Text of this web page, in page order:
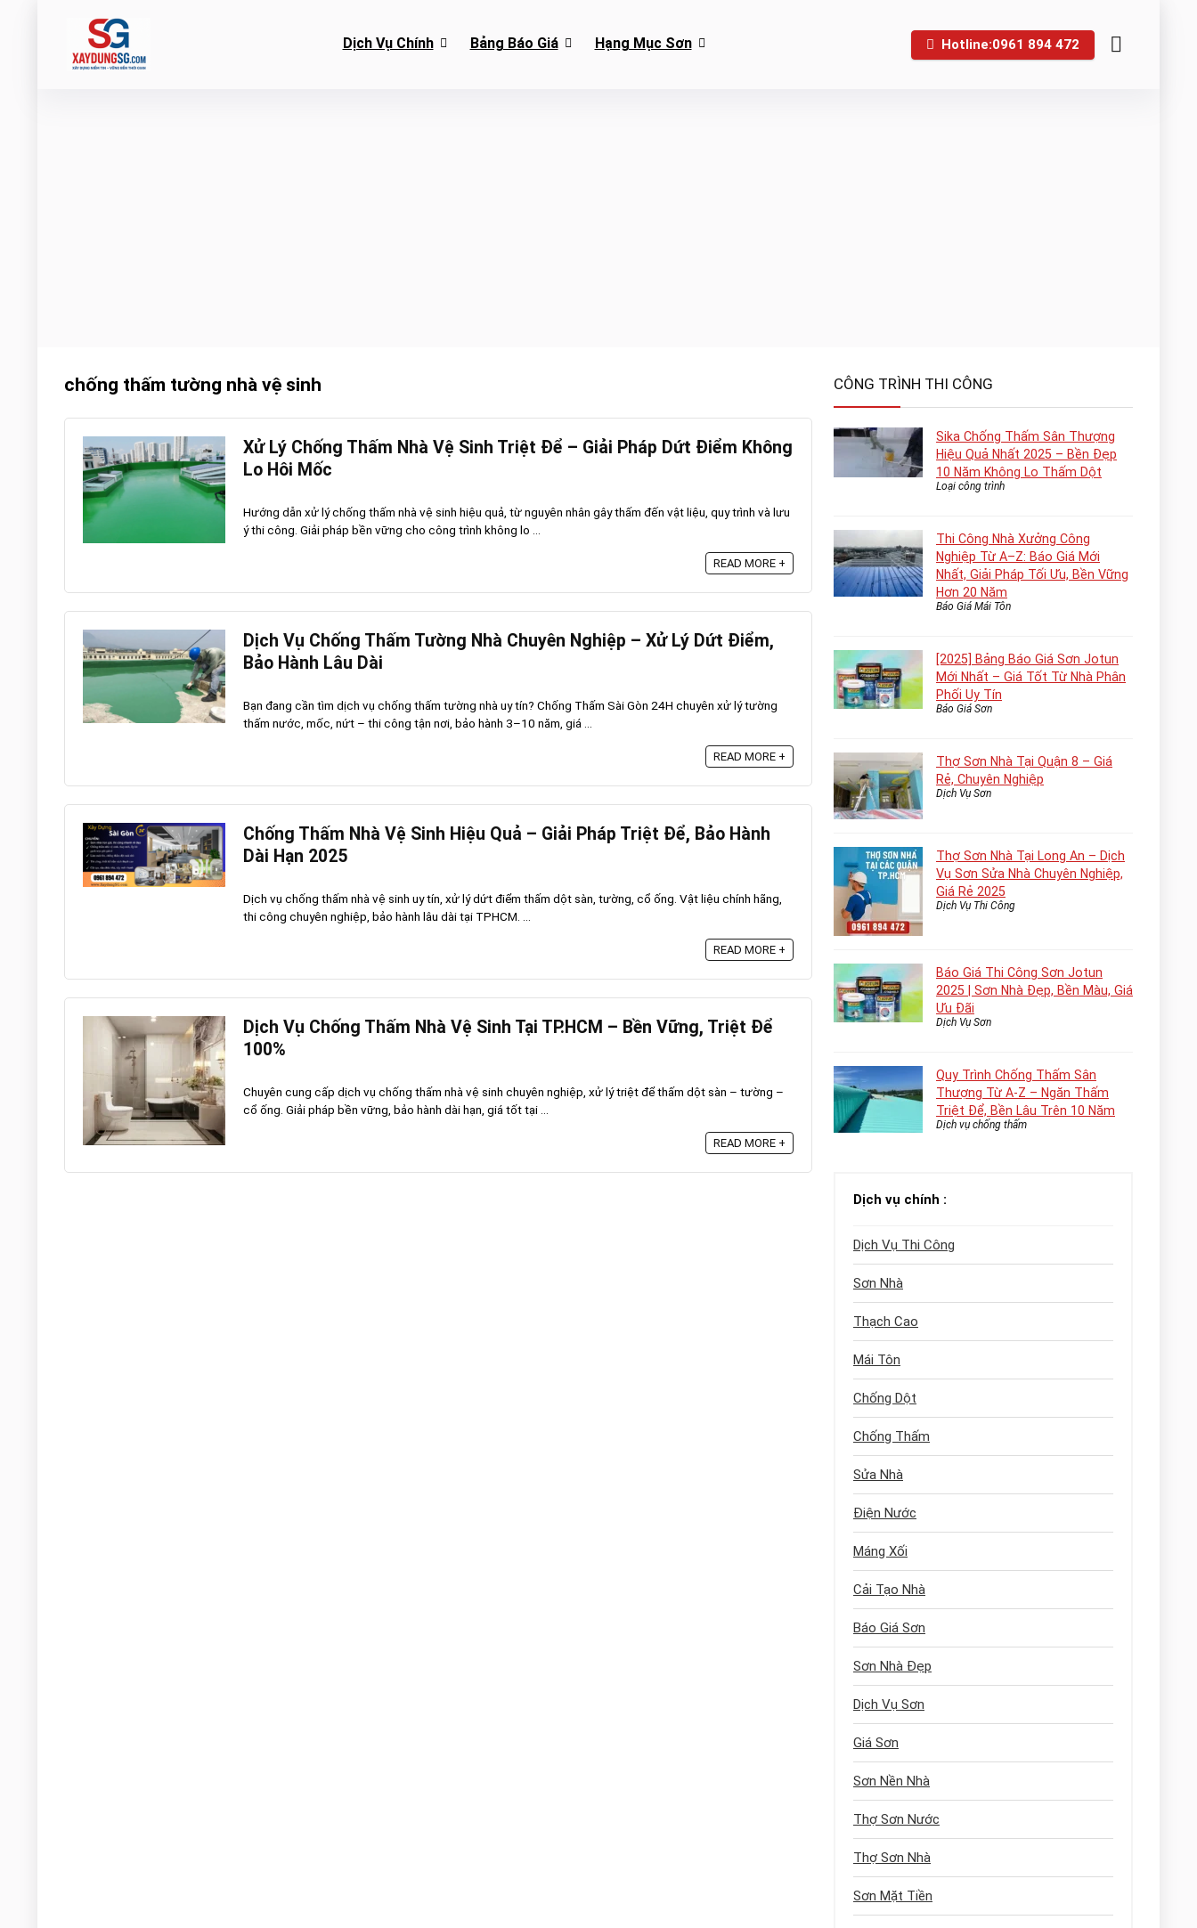
Dịch Vụ Chính Bảng Báo Giá Hạng Mục Sơn Hotline:0961 894 472
chống thấm tường nhà vệ sinh
Xử Lý Chống Thấm Nhà Vệ Sinh Triệt Để – Giải Pháp Dứt Điểm Không
Lo Hôi Mốc
Hướng dẫn xử lý chống thấm nhà vệ sinh hiệu quả, từ nguyên nhân gây thấm đến vật liệu, quy trình và lưu
ý thi công. Giải pháp bền vững cho công trình không lo ...
READ MORE +
Dịch Vụ Chống Thấm Tường Nhà Chuyên Nghiệp – Xử Lý Dứt Điểm,
Bảo Hành Lâu Dài
Bạn đang cần tìm dịch vụ chống thấm tường nhà uy tín? Chống Thấm Sài Gòn 24H chuyên xử lý tường
thấm nước, mốc, nứt – thi công tận nơi, bảo hành 3–10 năm, giá ...
READ MORE +
Chống Thấm Nhà Vệ Sinh Hiệu Quả – Giải Pháp Triệt Để, Bảo Hành
Dài Hạn 2025
Dịch vụ chống thấm nhà vệ sinh uy tín, xử lý dứt điểm thấm dột sàn, tường, cổ ống. Vật liệu chính hãng,
thi công chuyên nghiệp, bảo hành lâu dài tại TPHCM. ...
READ MORE +
Dịch Vụ Chống Thấm Nhà Vệ Sinh Tại TP.HCM – Bền Vững, Triệt Để
100%
Chuyên cung cấp dịch vụ chống thấm nhà vệ sinh chuyên nghiệp, xử lý triệt để thấm dột sàn – tường –
cổ ống. Giải pháp bền vững, bảo hành dài hạn, giá tốt tại ...
READ MORE +
CÔNG TRÌNH THI CÔNG
Sika Chống Thấm Sân Thượng
Hiệu Quả Nhất 2025 – Bền Đẹp
10 Năm Không Lo Thấm Dột
Loại công trình
Thi Công Nhà Xưởng Công
Nghiệp Từ A–Z: Báo Giá Mới
Nhất, Giải Pháp Tối Ưu, Bền Vững
Hơn 20 Năm
Báo Giá Mái Tôn
[2025] Bảng Báo Giá Sơn Jotun
Mới Nhất – Giá Tốt Từ Nhà Phân
Phối Uy Tín
Báo Giá Sơn
Thợ Sơn Nhà Tại Quận 8 – Giá
Rẻ, Chuyên Nghiệp
Dịch Vụ Sơn
Thợ Sơn Nhà Tại Long An – Dịch
Vụ Sơn Sửa Nhà Chuyên Nghiệp,
Giá Rẻ 2025
Dịch Vụ Thi Công
Báo Giá Thi Công Sơn Jotun
2025 | Sơn Nhà Đẹp, Bền Màu, Giá
Ưu Đãi
Dịch Vụ Sơn
Quy Trình Chống Thấm Sân
Thượng Từ A-Z – Ngăn Thấm
Triệt Để, Bền Lâu Trên 10 Năm
Dịch vụ chống thấm
Dịch vụ chính :
Dịch Vụ Thi Công
Sơn Nhà
Thạch Cao
Mái Tôn
Chống Dột
Chống Thấm
Sửa Nhà
Điện Nước
Máng Xối
Cải Tạo Nhà
Báo Giá Sơn
Sơn Nhà Đẹp
Dịch Vụ Sơn
Giá Sơn
Sơn Nền Nhà
Thợ Sơn Nước
Thợ Sơn Nhà
Sơn Mặt Tiền